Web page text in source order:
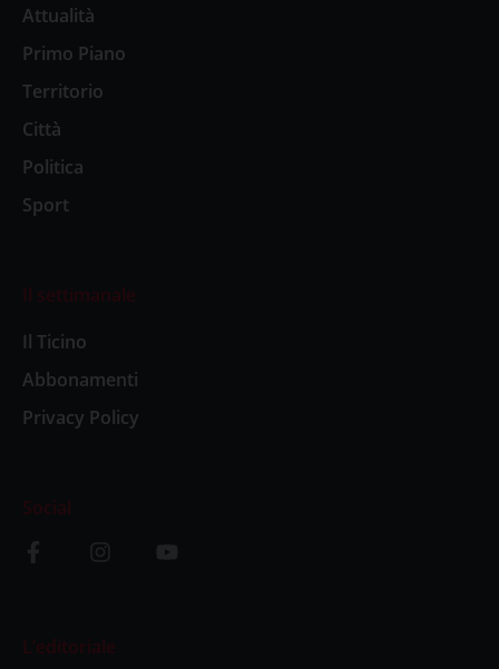
Attualità
Primo Piano
Territorio
Città
Politica
Sport
Il settimanale
Il Ticino
Abbonamenti
Privacy Policy
Social
L’editoriale